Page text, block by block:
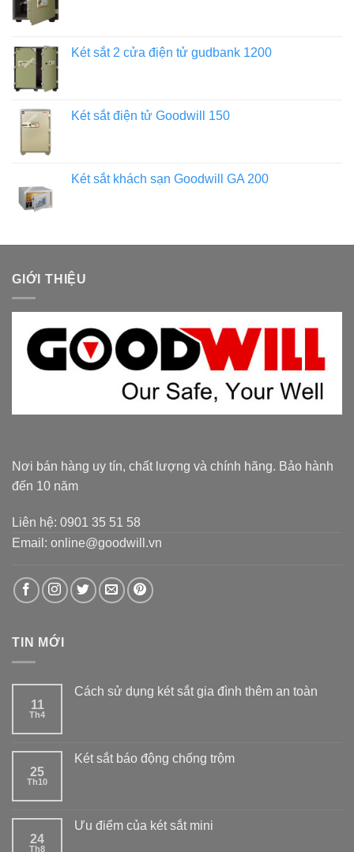
Két sắt 2 cửa điện tử gudbank 1200
Két sắt điện tử Goodwill 150
Két sắt khách sạn Goodwill GA 200
GIỚI THIỆU
Nơi bán hàng uy tín, chất lượng và chính hãng. Bảo hành
đến 10 năm
Liên hệ: 0901 35 51 58
Email: online@goodwill.vn
TIN MỚI
11
Th4
Cách sử dụng két sắt gia đình thêm an toàn
25
Th10
Két sắt báo động chống trộm
24
Th8
Ưu điểm của két sắt mini